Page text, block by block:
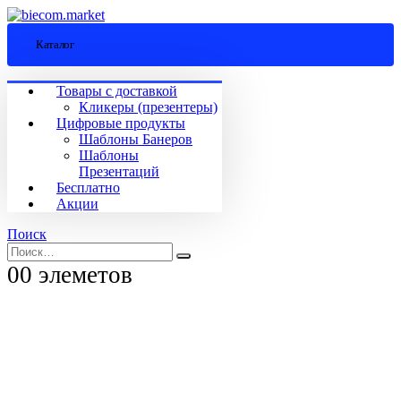
Каталог
Товары с доставкой
Кликеры (презентеры)
Цифровые продукты
Шаблоны Банеров
Шаблоны
Презентаций
Бесплатно
Акции
Поиск
00 элеметов